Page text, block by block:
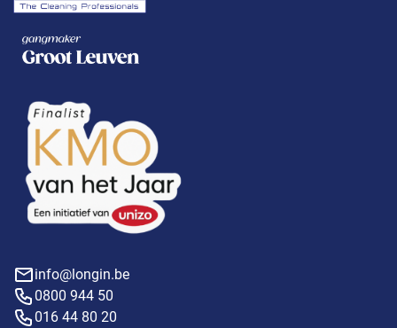
info@longin.be
0800 944 50
016 44 80 20